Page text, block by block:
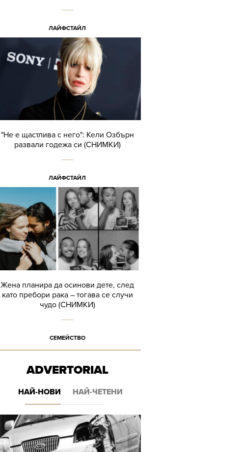
ЛАЙФСТАЙЛ
"Не е щастлива с него": Кели Озбърн
развали годежа си (СНИМКИ)
ЛАЙФСТАЙЛ
Жена планира да осинови дете, след
като пребори рака – тогава се случи
чудо (СНИМКИ)
СЕМЕЙСТВО
ADVERTORIAL
НАЙ-НОВИ НАЙ-ЧЕТЕНИ